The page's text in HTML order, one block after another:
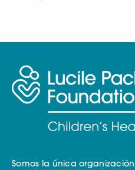
Somos la única